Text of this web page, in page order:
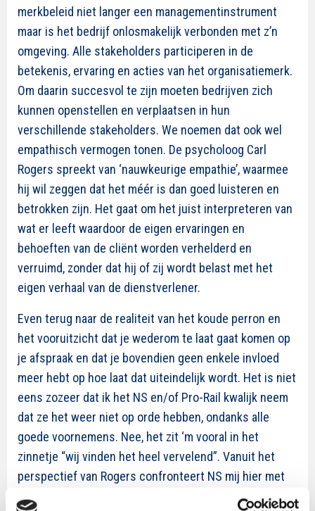
merkbeleid niet langer een managementinstrument
maar is het bedrijf onlosmakelijk verbonden met z’n
omgeving. Alle stakeholders participeren in de
betekenis, ervaring en acties van het organisatiemerk.
Om daarin succesvol te zijn moeten bedrijven zich
kunnen openstellen en verplaatsen in hun
verschillende stakeholders. We noemen dat ook wel
empathisch vermogen tonen. De psycholoog Carl
Rogers spreekt van ‘nauwkeurige empathie’, waarmee
hij wil zeggen dat het méér is dan goed luisteren en
betrokken zijn. Het gaat om het juist interpreteren van
wat er leeft waardoor de eigen ervaringen en
behoeften van de cliënt worden verhelderd en
verruimd, zonder dat hij of zij wordt belast met het
eigen verhaal van de dienstverlener.
Even terug naar de realiteit van het koude perron en
het vooruitzicht dat je wederom te laat gaat komen op
je afspraak en dat je bovendien geen enkele invloed
meer hebt op hoe laat dat uiteindelijk wordt. Het is niet
eens zozeer dat ik het NS en/of Pro-Rail kwalijk neem
dat ze het weer niet op orde hebben, ondanks alle
goede voornemens. Nee, het zit ‘m vooral in het
zinnetje “wij vinden het heel vervelend”. Vanuit het
perspectief van Rogers confronteert NS mij hier met
het eigen verhaal van de dienstverlener. Fout!